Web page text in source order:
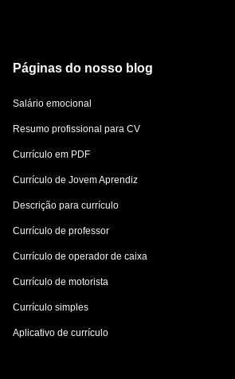
Páginas do nosso blog
Salário emocional
Resumo profissional para CV
Currículo em PDF
Currículo de Jovem Aprendiz
Descrição para currículo
Currículo de professor
Currículo de operador de caixa
Currículo de motorista
Currículo simples
Aplicativo de currículo